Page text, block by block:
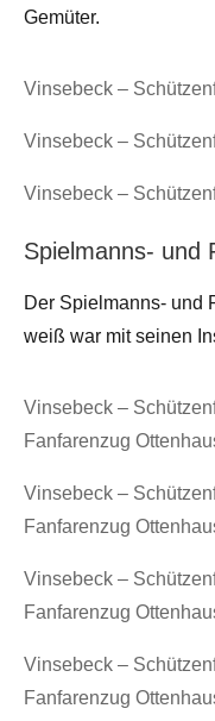
Gemüter.
Vinsebeck –
Vinsebeck –
Vinsebeck –
Spielmanns- und
Der Spielmanns- und
weiß war mit seinen
Vinsebeck –
Fanfarenzug
Vinsebeck –
Fanfarenzug
Vinsebeck –
Fanfarenzug
Vinsebeck –
Fanfarenzug